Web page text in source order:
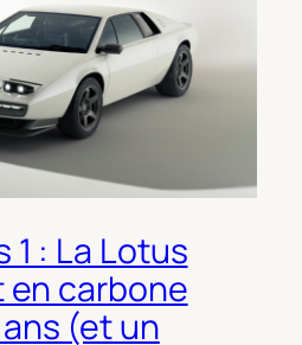
1 : La Lotus
en carbone
(et un